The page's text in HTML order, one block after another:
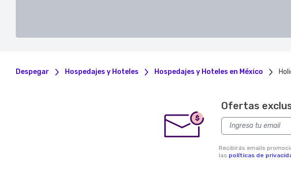
Despegar Hospedajes y Hoteles Hospedajes y Hoteles en México
$
Ofertas
Recibirás emails
las políticas de